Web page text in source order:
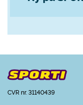
CVR nr. 31140439